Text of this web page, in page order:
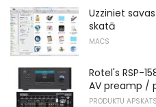
Uzziniet
skatā
MACS
Rotel's RSP-
AV preamp /
PRODUKTU APSKATS